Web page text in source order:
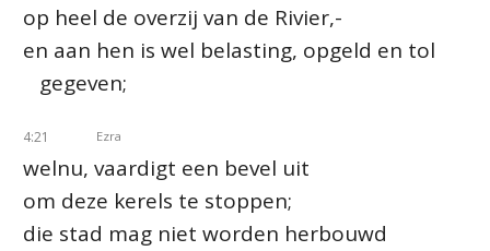
op heel de overzij van de Rivier,-
en aan hen is wel belasting, opgeld en tol
gegeven;
4:21 Ezra
welnu, vaardigt een bevel uit
om deze kerels te stoppen;
die stad mag niet worden herbouwd